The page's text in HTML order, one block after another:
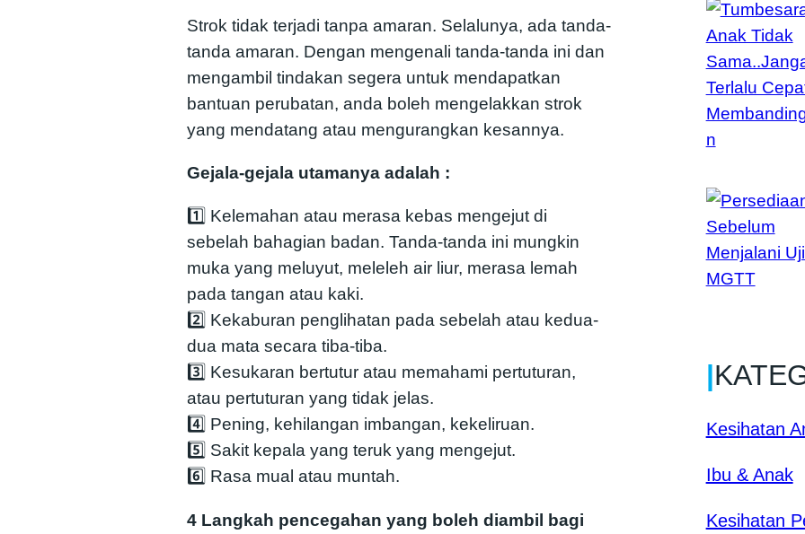
Strok tidak terjadi tanpa amaran. Selalunya, ada tanda-
tanda amaran. Dengan mengenali tanda-tanda ini dan
mengambil tindakan segera untuk mendapatkan
bantuan perubatan, anda boleh mengelakkan strok
yang mendatang atau mengurangkan kesannya.
Gejala-gejala utamanya adalah :
1️⃣ Kelemahan atau merasa kebas mengejut di
sebelah bahagian badan. Tanda-tanda ini mungkin
muka yang meluyut, meleleh air liur, merasa lemah
pada tangan atau kaki.
2️⃣ Kekaburan penglihatan pada sebelah atau kedua-
dua mata secara tiba-tiba.
3️⃣ Kesukaran bertutur atau memahami pertuturan,
atau pertuturan yang tidak jelas.
4️⃣ Pening, kehilangan imbangan, kekeliruan.
5️⃣ Sakit kepala yang teruk yang mengejut.
6️⃣ Rasa mual atau muntah.
4 Langkah pencegahan yang boleh diambil bagi
|
Kesihatan
Ibu & Anak
Kesihatan